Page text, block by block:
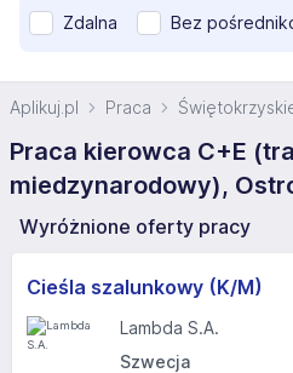
Zdalna Bez
Aplikuj.pl Praca
Praca kierowca C+E
miedzynarodowy),
Wyróżnione oferty pracy
Cieśla szalunkowy (K/M)
Lambda S.A.
Szwecja